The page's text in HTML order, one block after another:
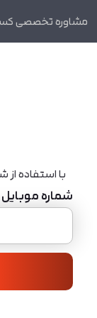
مشاوره تخصصی
با استفاده
شماره موبایل